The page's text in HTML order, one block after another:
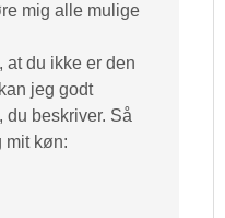
mig alle mulige
at du ikke er den
jeg godt
du beskriver. Så
mit køn: